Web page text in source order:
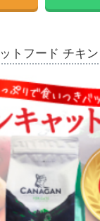
トフード チキン